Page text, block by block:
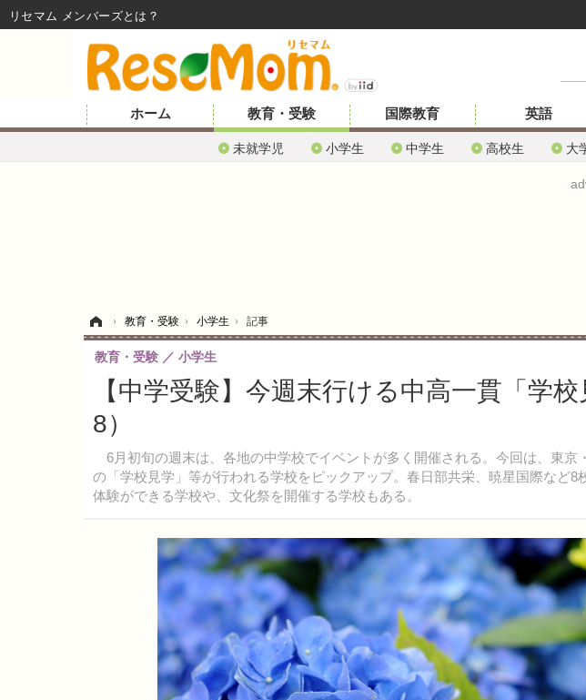
ホーム 教育・受験
未就学児 小学生 中学生 高校生 大
国際教育 英語
› 教育・受験 › 小学生 › 記事
【中学受験】今週末行ける中高一貫「学
8）
6月初旬の週末は、各地の中学校でイベントが多く開催される。今回は、東京
の「学校見学」等が行われる学校をピックアップ。春日部共栄、暁星国際など8
体験ができる学校や、文化祭を開催する学校もある。
教育・受験 小学生
リセマム メンバーズ